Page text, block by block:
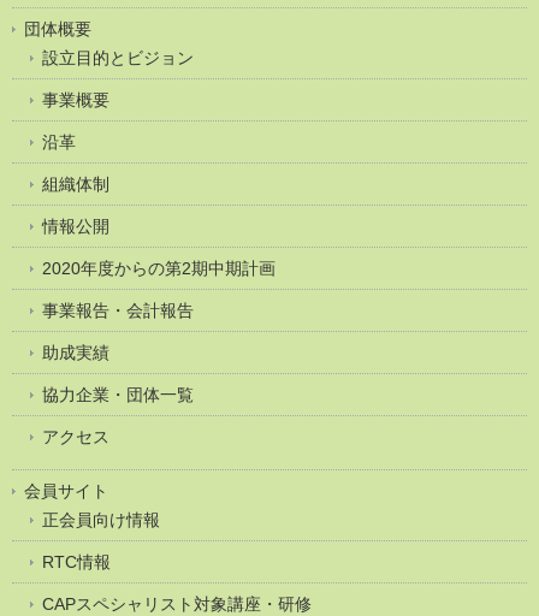
団体概要
設立目的とビジョン
事業概要
沿革
組織体制
情報公開
2020年度からの第2期中期計画
事業報告・会計報告
助成実績
協力企業・団体一覧
アクセス
会員サイト
正会員向け情報
RTC情報
CAPスペシャリスト対象講座・研修